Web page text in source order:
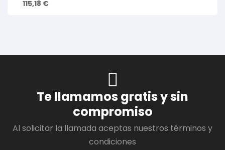
115,18 €
Te llamamos gratis y sin
compromiso
Al solicitar la llamada aceptas nuestros términos y
condiciones